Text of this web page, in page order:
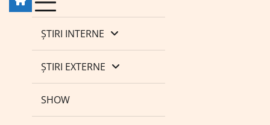
ȘTIRI INTERNE
ȘTIRI EXTERNE
SHOW